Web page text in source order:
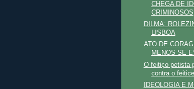
CHEGA DE
CRIMINOSOS
DILMA:
LISBOA
ATO DE
MENOS SE
O feitiço petista
contra o
IDEOLOGIA E